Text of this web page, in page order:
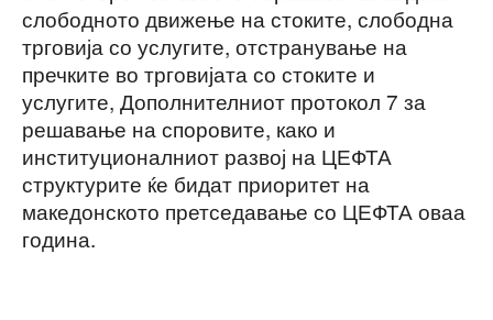
слободното движење на стоките, слободна
трговија со услугите, отстранување на
пречките во трговијата со стоките и
услугите, Дополнителниот протокол 7 за
решавање на споровите, како и
институционалниот развој на ЦЕФТА
структурите ќе бидат приоритет на
македонското претседавање со ЦЕФТА оваа
година.